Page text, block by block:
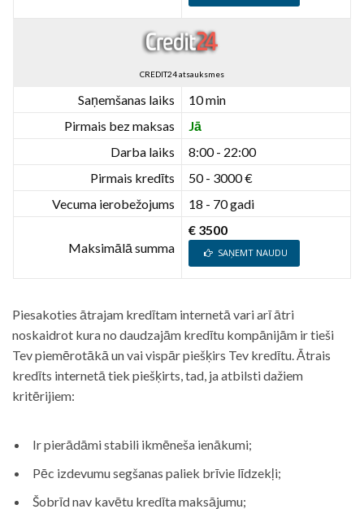
CREDIT24 atsauksmes
Saņemšanas laiks
10 min
Pirmais bez maksas
Jā
Darba laiks
8:00 - 22:00
Pirmais kredīts
50 - 3000 €
Vecuma ierobežojums
18 - 70 gadi
Maksimālā summa
€ 3500
SAŅEMT NAUDU
Piesakoties ātrajam kredītam internetā vari arī ātri
noskaidrot kura no daudzajām kredītu kompānijām ir tieši
Tev piemērotākā un vai vispār piešķirs Tev kredītu. Ātrais
kredīts internetā tiek piešķirts, tad, ja atbilsti dažiem
kritērijiem:
Ir pierādāmi stabili ikmēneša ienākumi;
Pēc izdevumu segšanas paliek brīvie līdzekļi;
Šobrīd nav kavētu kredīta maksājumu;